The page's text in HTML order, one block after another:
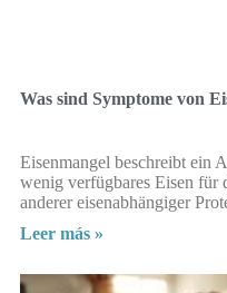
Was sind Symptome von
Eisenmangel beschreibt ein
wenig verfügbares Eisen
anderer eisenabhängiger
Leer más »